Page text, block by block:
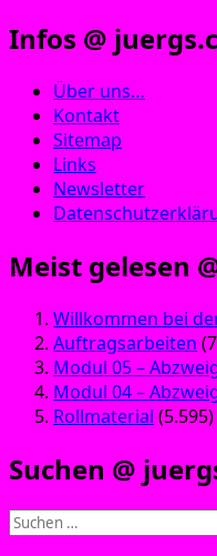
Infos @
Über uns…
Kontakt
Sitemap
Links
Newsletter
Meist gelesen
Willkommen bei
Auftragsarbeiten
Modul 05 –
Modul 04 –
Rollmaterial (5.595)
Suchen @
Suchen